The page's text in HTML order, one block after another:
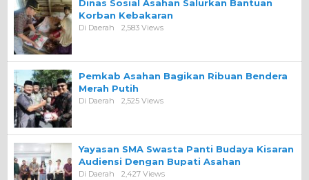
Dinas Sosial Asahan Salurkan Bantuan
Korban Kebakaran
Di Daerah 2,583 Views
Pemkab Asahan Bagikan Ribuan Bendera
Merah Putih
Di Daerah 2,525 Views
Yayasan SMA Swasta Panti Budaya Kisaran
Audiensi Dengan Bupati Asahan
Di Daerah 2,427 Views